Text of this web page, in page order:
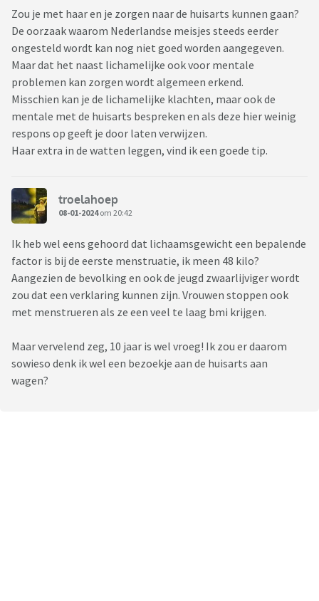
Zou je met haar en je zorgen naar de huisarts kunnen gaan?
De oorzaak waarom Nederlandse meisjes steeds eerder
ongesteld wordt kan nog niet goed worden aangegeven.
Maar dat het naast lichamelijke ook voor mentale
problemen kan zorgen wordt algemeen erkend.
Misschien kan je de lichamelijke klachten, maar ook de
mentale met de huisarts bespreken en als deze hier weinig
respons op geeft je door laten verwijzen.
Haar extra in de watten leggen, vind ik een goede tip.
troelahoep
08-01-2024om 20:42
Ik heb wel eens gehoord dat lichaamsgewicht een bepalende
factor is bij de eerste menstruatie, ik meen 48 kilo?
Aangezien de bevolking en ook de jeugd zwaarlijviger wordt
zou dat een verklaring kunnen zijn. Vrouwen stoppen ook
met menstrueren als ze een veel te laag bmi krijgen.
Maar vervelend zeg, 10 jaar is wel vroeg! Ik zou er daarom
sowieso denk ik wel een bezoekje aan de huisarts aan
wagen?